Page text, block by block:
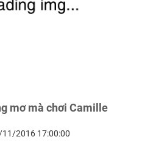
mơ mà chơi Camille
2016 17:00:00